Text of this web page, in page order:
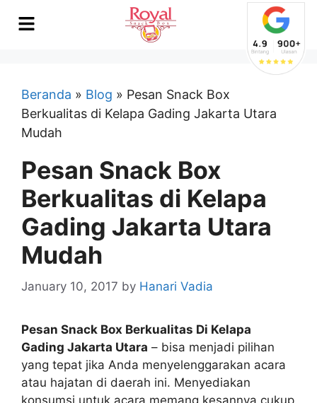
Beranda » Blog » Pesan Snack Box
Berkualitas di Kelapa Gading Jakarta Utara
Mudah
Pesan Snack Box
Berkualitas di Kelapa
Gading Jakarta Utara
Mudah
January 10, 2017 by Hanari Vadia
Pesan Snack Box Berkualitas Di Kelapa
Gading Jakarta Utara – bisa menjadi pilihan
yang tepat jika Anda menyelenggarakan acara
atau hajatan di daerah ini. Menyediakan
konsumsi untuk acara memang kesannya cukup